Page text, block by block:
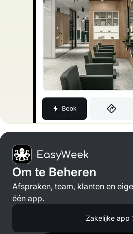
Om te Beheren
Afspraken, team, klanten en
één app.
Zakelijke app